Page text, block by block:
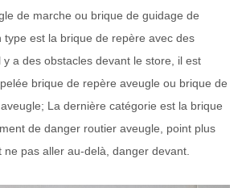
de marche ou brique de guidage de
type est la brique de repère avec des
a des obstacles devant le store, il est
brique de repère aveugle ou brique de
La dernière catégorie est la brique
de danger routier aveugle, point plus
pas aller au-delà, danger devant.